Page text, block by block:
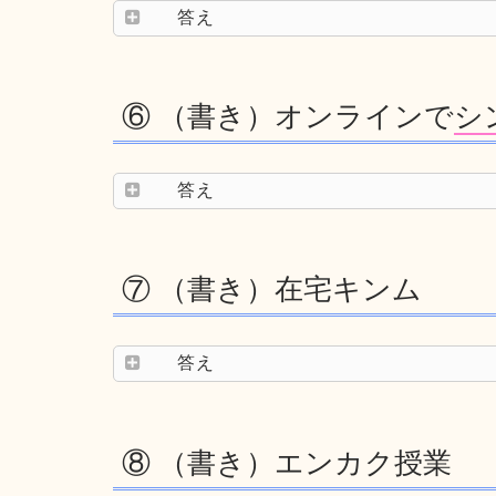
答え
⑥ （書き）オンラインでシ
答え
⑦ （書き）在宅キンム
答え
⑧ （書き）エンカク授業